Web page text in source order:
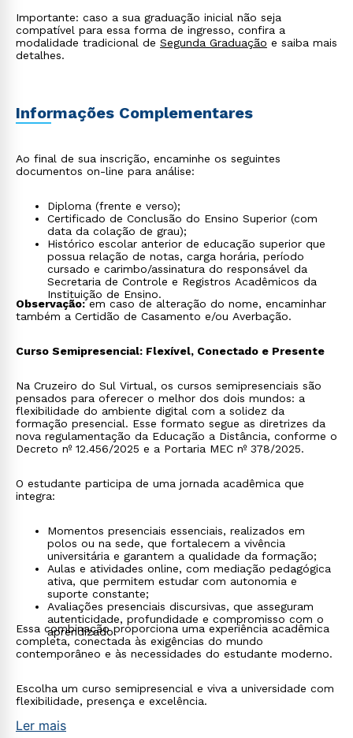
Importante: caso a sua graduação inicial não seja
compatível para essa forma de ingresso, confira a
modalidade tradicional de Segunda Graduação e saiba mais
detalhes.
Informações Complementares
Ao final de sua inscrição, encaminhe os seguintes
documentos on-line para análise:
Diploma (frente e verso);
Certificado de Conclusão do Ensino Superior (com
data da colação de grau);
Histórico escolar anterior de educação superior que
possua relação de notas, carga horária, período
cursado e carimbo/assinatura do responsável da
Secretaria de Controle e Registros Acadêmicos da
Instituição de Ensino.
Observação:em caso de alteração do nome, encaminhar
também a Certidão de Casamento e/ou Averbação.
Curso Semipresencial: Flexível, Conectado e Presente
Na Cruzeiro do Sul Virtual, os cursos semipresenciais são
pensados para oferecer o melhor dos dois mundos: a
flexibilidade do ambiente digital com a solidez da
formação presencial. Esse formato segue as diretrizes da
nova regulamentação da Educação a Distância, conforme o
Decreto nº 12.456/2025 e a Portaria MEC nº 378/2025.
O estudante participa de uma jornada acadêmica que
integra:
Momentos presenciais essenciais, realizados em
polos ou na sede, que fortalecem a vivência
universitária e garantem a qualidade da formação;
Aulas e atividades online, com mediação pedagógica
ativa, que permitem estudar com autonomia e
suporte constante;
Avaliações presenciais discursivas, que asseguram
autenticidade, profundidade e compromisso com o
aprendizado.
Essa combinação proporciona uma experiência acadêmica
completa, conectada às exigências do mundo
contemporâneo e às necessidades do estudante moderno.
Escolha um curso semipresencial e viva a universidade com
flexibilidade, presença e excelência.
Ler mais